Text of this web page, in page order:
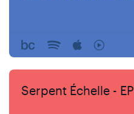
Serpent Échelle - EP